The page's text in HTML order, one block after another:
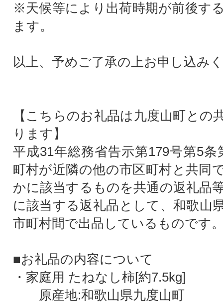
※天候等により出荷時期が前後す
ます。
以上、予めご了承の上お申し込み
【こちらのお礼品は九度山町との
ります】
平成31年総務省告示第179号第5条
町村が近隣の他の市区町村と共同
かに該当するものを共通の返礼品
に該当する返礼品として、和歌山
市町村間で出品しているものです
■お礼品の内容について
・家庭用 たねなし柿[約7.5kg]
原産地:和歌山県九度山町